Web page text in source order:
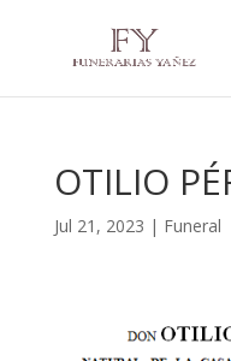
OTILIO
Jul 21, 2023 | Funeral